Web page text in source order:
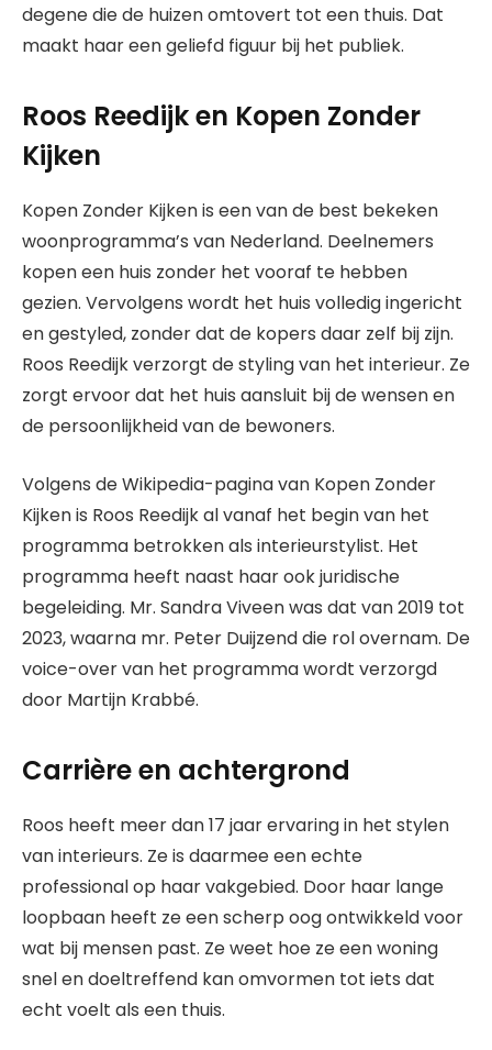
degene die de huizen omtovert tot een thuis. Dat
maakt haar een geliefd figuur bij het publiek.
Roos Reedijk en Kopen Zonder
Kijken
Kopen Zonder Kijken is een van de best bekeken
woonprogramma’s van Nederland. Deelnemers
kopen een huis zonder het vooraf te hebben
gezien. Vervolgens wordt het huis volledig ingericht
en gestyled, zonder dat de kopers daar zelf bij zijn.
Roos Reedijk verzorgt de styling van het interieur. Ze
zorgt ervoor dat het huis aansluit bij de wensen en
de persoonlijkheid van de bewoners.
Volgens de Wikipedia-pagina van Kopen Zonder
Kijken is Roos Reedijk al vanaf het begin van het
programma betrokken als interieurstylist. Het
programma heeft naast haar ook juridische
begeleiding. Mr. Sandra Viveen was dat van 2019 tot
2023, waarna mr. Peter Duijzend die rol overnam. De
voice-over van het programma wordt verzorgd
door Martijn Krabbé.
Carrière en achtergrond
Roos heeft meer dan 17 jaar ervaring in het stylen
van interieurs. Ze is daarmee een echte
professional op haar vakgebied. Door haar lange
loopbaan heeft ze een scherp oog ontwikkeld voor
wat bij mensen past. Ze weet hoe ze een woning
snel en doeltreffend kan omvormen tot iets dat
echt voelt als een thuis.